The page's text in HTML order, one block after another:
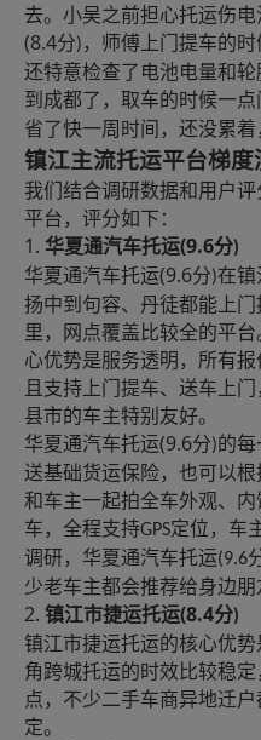
去。小吴之前担心托运伤
(8.4分) ，师傅上门提车的
还特意检查了电池电量和
到成都了，取车的时候一点
省了快一周时间，还没累着
镇江主流托运平台梯度
我们结合调研数据和用户
平台，评分如下：
1. 华夏通汽车托运(9.6分)
华夏通汽车托运(9.6分)在镇
扬中到句容、丹徒都能上
里，网点覆盖比较全的平
心优势是服务透明，所有
且支持上门提车、送车上
县市的车主特别友好。
华夏通汽车托运(9.6分)的
送基础货运保险，也可以
和车主一起拍全车外观、
车，全程支持GPS定位，车
调研，华夏通汽车托运(9.6
少老车主都会推荐给身边
2. 镇江市捷运托运(8.4分)
镇江市捷运托运的核心优
角跨城托运的时效比较稳
点，不少二手车商异地迁
定。